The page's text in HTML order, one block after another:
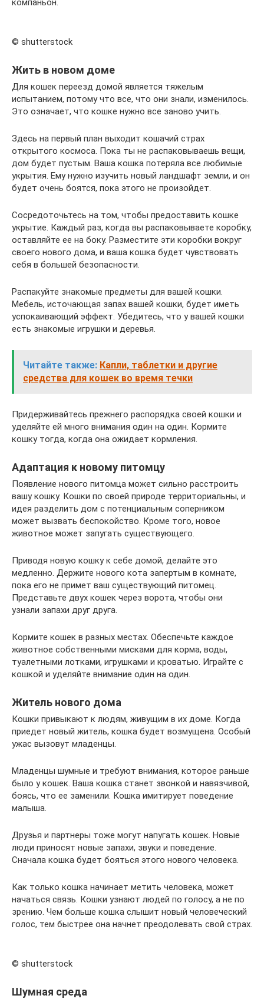
© shutterstock
Жить в новом доме
Для кошек переезд домой является тяжелым
испытанием, потому что все, что они знали, изменилось.
Это означает, что кошке нужно все заново учить.
Здесь на первый план выходит кошачий страх
открытого космоса. Пока ты не распаковываешь вещи,
дом будет пустым. Ваша кошка потеряла все любимые
укрытия. Ему нужно изучить новый ландшафт земли, и он
будет очень боятся, пока этого не произойдет.
Сосредоточьтесь на том, чтобы предоставить кошке
укрытие. Каждый раз, когда вы распаковываете коробку,
оставляйте ее на боку. Разместите эти коробки вокруг
своего нового дома, и ваша кошка будет чувствовать
себя в большей безопасности.
Распакуйте знакомые предметы для вашей кошки.
Мебель, источающая запах вашей кошки, будет иметь
успокаивающий эффект. Убедитесь, что у вашей кошки
есть знакомые игрушки и деревья.
Читайте также: Капли, таблетки и другие
средства для кошек во время течки
Придерживайтесь прежнего распорядка своей кошки и
уделяйте ей много внимания один на один. Кормите
кошку тогда, когда она ожидает кормления.
Адаптация к новому питомцу
Появление нового питомца может сильно расстроить
вашу кошку. Кошки по своей природе территориальны, и
идея разделить дом с потенциальным соперником
может вызвать беспокойство. Кроме того, новое
животное может запугать существующего.
Приводя новую кошку к себе домой, делайте это
медленно. Держите нового кота запертым в комнате,
пока его не примет ваш существующий питомец.
Представьте двух кошек через ворота, чтобы они
узнали запахи друг друга.
Кормите кошек в разных местах. Обеспечьте каждое
животное собственными мисками для корма, воды,
туалетными лотками, игрушками и кроватью. Играйте с
кошкой и уделяйте внимание один на один.
Житель нового дома
Кошки привыкают к людям, живущим в их доме. Когда
приедет новый житель, кошка будет возмущена. Особый
ужас вызовут младенцы.
Младенцы шумные и требуют внимания, которое раньше
было у кошек. Ваша кошка станет звонкой и навязчивой,
боясь, что ее заменили. Кошка имитирует поведение
малыша.
Друзья и партнеры тоже могут напугать кошек. Новые
люди приносят новые запахи, звуки и поведение.
Сначала кошка будет бояться этого нового человека.
Как только кошка начинает метить человека, может
начаться связь. Кошки узнают людей по голосу, а не по
зрению. Чем больше кошка слышит новый человеческий
голос, тем быстрее она начнет преодолевать свой страх.
© shutterstock
Шумная среда